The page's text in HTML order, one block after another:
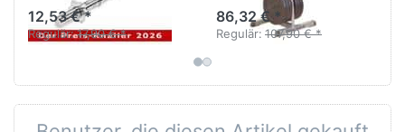
12,53 € *
Regulär:17,90 € *
86,32 € *
Regulär: 107,90 € *